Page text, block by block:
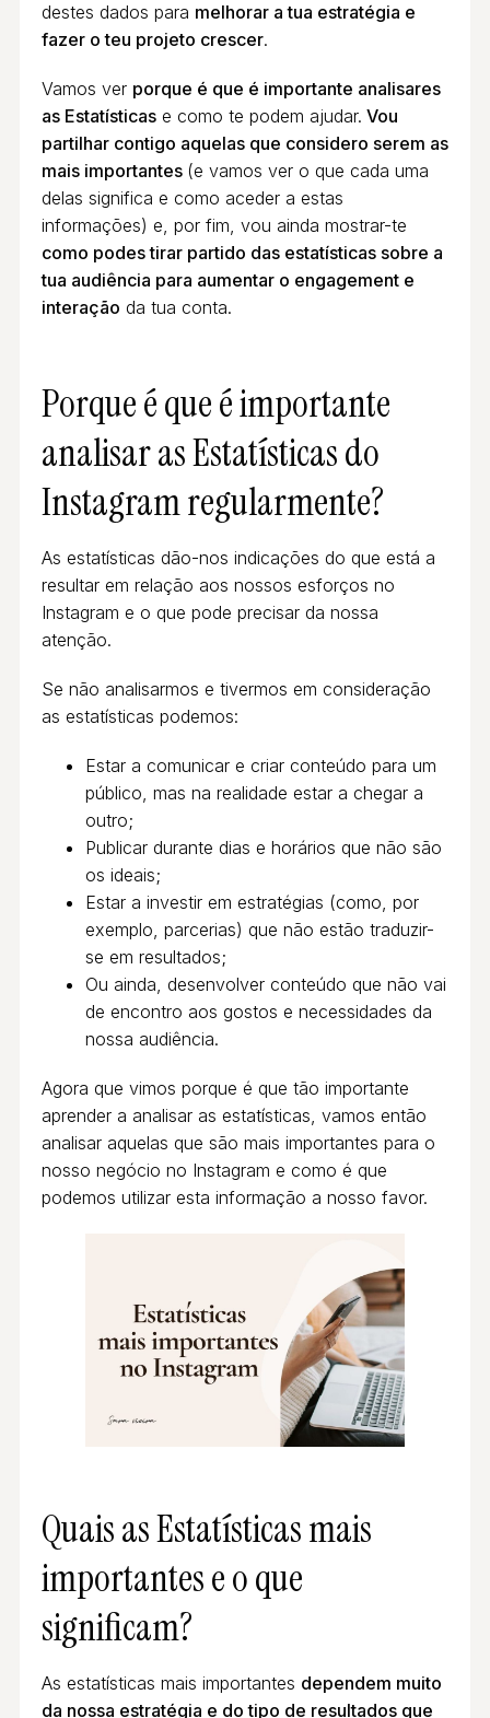
destes dados para melhorar a tua estratégia e
fazer o teu projeto crescer.
Vamos ver porque é que é importante analisares
as Estatísticase como te podem ajudar. Vou
partilhar contigo aquelas que considero serem as
mais importantes (e vamos ver o que cada uma
delas significa e como aceder a estas
informações) e, por fim, vou ainda mostrar-te
como podes tirar partido das estatísticas sobre a
tua audiência para aumentar o engagement e
interação da tua conta.
Porque é que é importante
analisar as Estatísticas do
Instagram regularmente?
As estatísticas dão-nos indicações do que está a
resultar em relação aos nossos esforços no
Instagram e o que pode precisar da nossa
atenção.
Se não analisarmos e tivermos em consideração
as estatísticas podemos:
Estar a comunicar e criar conteúdo para um
público, mas na realidade estar a chegar a
outro;
Publicar durante dias e horários que não são
os ideais;
Estar a investir em estratégias (como, por
exemplo, parcerias) que não estão traduzir-
se em resultados;
Ou ainda, desenvolver conteúdo que não vai
de encontro aos gostos e necessidades da
nossa audiência.
Agora que vimos porque é que tão importante
aprender a analisar as estatísticas, vamos então
analisar aquelas que são mais importantes para o
nosso negócio no Instagram e como é que
podemos utilizar esta informação a nosso favor.
Quais as Estatísticas mais
importantes e o que
significam?
As estatísticas mais importantes dependem muito
da nossa estratégia e do tipo de resultados que